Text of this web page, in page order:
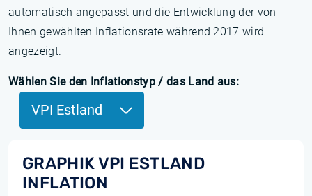
automatisch angepasst und die Entwicklung der von
Ihnen gewählten Inflationsrate während 2017 wird
angezeigt.
Wählen Sie den Inflationstyp / das Land aus:
VPI Estland
GRAPHIK VPI ESTLAND
INFLATION